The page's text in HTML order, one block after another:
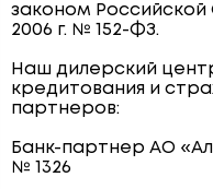
законом
2006 г. № 152-ФЗ.
Наш дилерский
кредитования и
партнеров:
Банк-партнер АО
№ 1326